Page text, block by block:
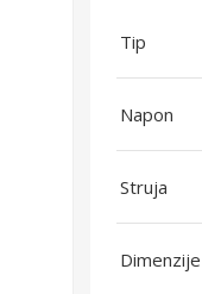
Tip
Napon
Struja
Dimenzije